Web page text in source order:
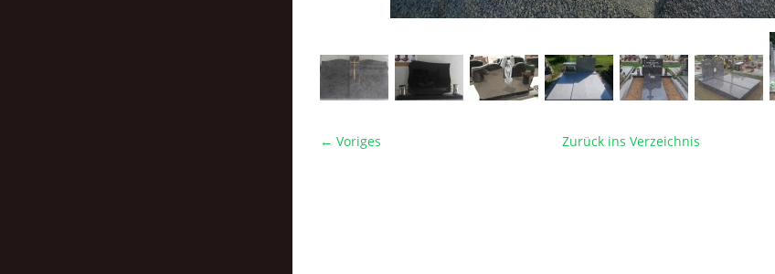
← Voriges Zurück ins Verzeichnis